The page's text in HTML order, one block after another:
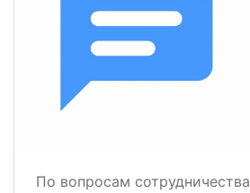
По вопросам сотрудничества